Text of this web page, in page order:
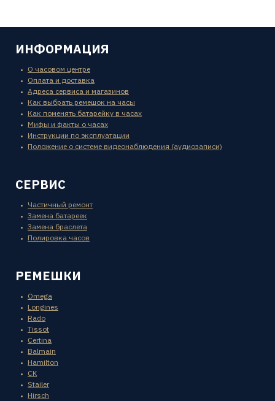
ИНФОРМАЦИЯ
О часовом центре
Оплата и доставка
Адреса сервиса и магазинов
Как выбрать ремешок на часы
Как поменять батарейку в часах
Мифы и факты о часах
Инструкции по эксплуатации
Положение о системе видеонаблюдения (аудиозаписи)
СЕРВИС
Частичный ремонт
Замена батареек
Замена браслета
Полировка часов
РЕМЕШКИ
Omega
Longines
Rado
Tissot
Certina
Balmain
Hamilton
CK
Stailer
Hirsch